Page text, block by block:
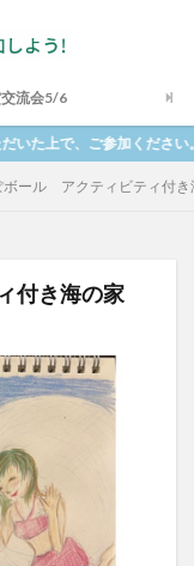
流会5/6
だいた上で、ご参加くださ
ボール アクティビティ付き
付き海の家